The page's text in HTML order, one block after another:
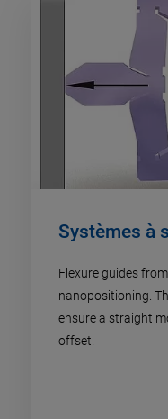
Systèmes à
Flexure guides
nanopositioning.
ensure a straight
offset.